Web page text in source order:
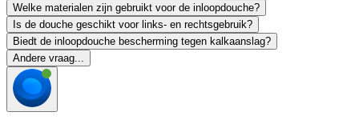
Welke materialen zijn gebruikt voor de inloopdouche?
Is de douche geschikt voor links- en rechtsgebruik?
Biedt de inloopdouche bescherming tegen kalkaanslag?
Andere vraag...